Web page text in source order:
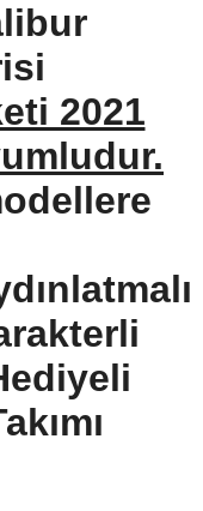
2021